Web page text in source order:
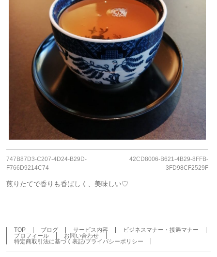
747B87D3-C207-4D24-B29D-
F766D9214C74
42CD8006-B621-4B29-8FFB-
3FD98CF2529F
煎りたてで香りも香ばしく、美味しい♡
TOP ブログ サービス内容
ビジネスマナー・接遇マナー
プロフィール
お問い合わせ
特定商取引法に基づく表記/プライバシーポリシー